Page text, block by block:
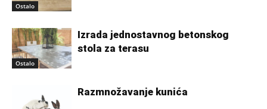
Ostalo
Ostalo
Izrada jednostavnog betonskog
stola za terasu
Razmnožavanje kunića